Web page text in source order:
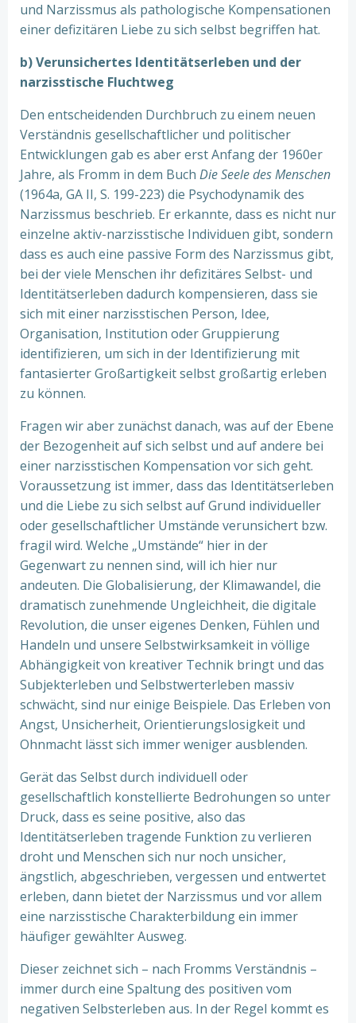
und Narzissmus als pathologische Kompensationen
einer defizitären Liebe zu sich selbst begriffen hat.
b) Verunsichertes Identitätserleben und der
narzisstische Fluchtweg
Den entscheidenden Durchbruch zu einem neuen
Verständnis gesellschaftlicher und politischer
Entwicklungen gab es aber erst Anfang der 1960er
Jahre, als Fromm in dem Buch Die Seele des Menschen
(1964a, GA II, S. 199-223) die Psychodynamik des
Narzissmus beschrieb. Er erkannte, dass es nicht nur
einzelne aktiv-narzisstische Individuen gibt, sondern
dass es auch eine passive Form des Narzissmus gibt,
bei der viele Menschen ihr defizitäres Selbst- und
Identitätserleben dadurch kompensieren, dass sie
sich mit einer narzisstischen Person, Idee,
Organisation, Institution oder Gruppierung
identifizieren, um sich in der Identifizierung mit
fantasierter Großartigkeit selbst großartig erleben
zu können.
Fragen wir aber zunächst danach, was auf der Ebene
der Bezogenheit auf sich selbst und auf andere bei
einer narzisstischen Kompensation vor sich geht.
Voraussetzung ist immer, dass das Identitätserleben
und die Liebe zu sich selbst auf Grund individueller
oder gesellschaftlicher Umstände verunsichert bzw.
fragil wird. Welche „Umstände“ hier in der
Gegenwart zu nennen sind, will ich hier nur
andeuten. Die Globalisierung, der Klimawandel, die
dramatisch zunehmende Ungleichheit, die digitale
Revolution, die unser eigenes Denken, Fühlen und
Handeln und unsere Selbstwirksamkeit in völlige
Abhängigkeit von kreativer Technik bringt und das
Subjekterleben und Selbstwerterleben massiv
schwächt, sind nur einige Beispiele. Das Erleben von
Angst, Unsicherheit, Orientierungslosigkeit und
Ohnmacht lässt sich immer weniger ausblenden.
Gerät das Selbst durch individuell oder
gesellschaftlich konstellierte Bedrohungen so unter
Druck, dass es seine positive, also das
Identitätserleben tragende Funktion zu verlieren
droht und Menschen sich nur noch unsicher,
ängstlich, abgeschrieben, vergessen und entwertet
erleben, dann bietet der Narzissmus und vor allem
eine narzisstische Charakterbildung ein immer
häufiger gewählter Ausweg.
Dieser zeichnet sich – nach Fromms Verständnis –
immer durch eine Spaltung des positiven vom
negativen Selbsterleben aus. In der Regel kommt es